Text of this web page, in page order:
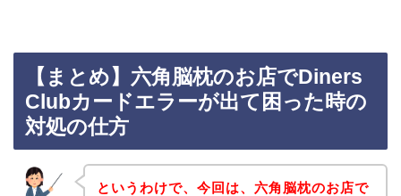
【まとめ】六角脳枕のお店でDiners
Clubカードエラーが出て困った時の
対処の仕方
というわけで、今回は、六角脳枕のお店で